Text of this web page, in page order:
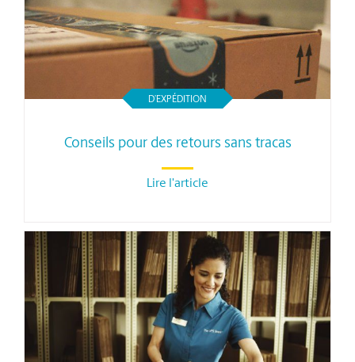
D’EXPÉDITION
Conseils pour des retours sans tracas
Lire l'article